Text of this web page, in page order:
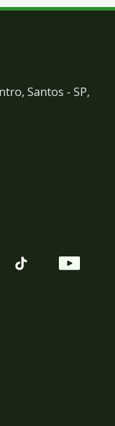
Santos - SP,